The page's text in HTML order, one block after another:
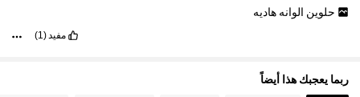
حلوين الوانه هاديه
مفيد (1)
ربما يعجبك هذا أيضاً